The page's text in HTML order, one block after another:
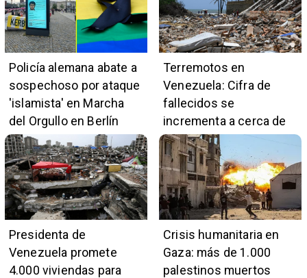
Policía alemana abate a
sospechoso por ataque
'islamista' en Marcha
del Orgullo en Berlín
Terremotos en
Venezuela: Cifra de
fallecidos se
incrementa a cerca de
5.400
Presidenta de
Venezuela promete
4.000 viviendas para
Crisis humanitaria en
Gaza: más de 1.000
palestinos muertos